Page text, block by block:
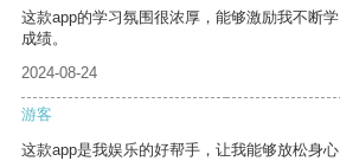
这款app的学习氛围很浓厚，能够激励我不断
成绩。
2024-08-24
游客
这款app是我娱乐的好帮手，让我能够放松身心